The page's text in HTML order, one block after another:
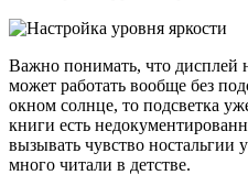
Важно понимать, что дисплей
может работать вообще без
окном солнце, то подсветка
книги есть
вызывать чувство ностальгии
много читали в детстве.